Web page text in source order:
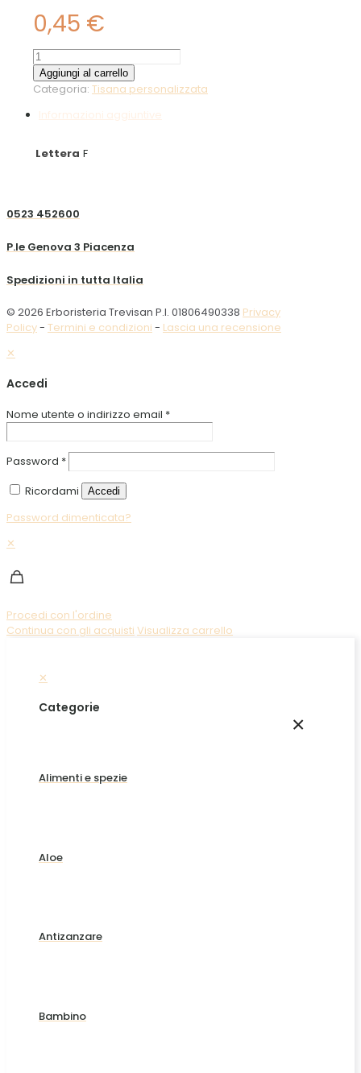
0,45 €
Fruits
caraibico
10g
Aggiungi al carrello
Categoria: Tisana personalizzata
Informazioni aggiuntive
Lettera F
0523 452600
P.le Genova 3 Piacenza
Spedizioni in tutta Italia
© 2026 Erboristeria Trevisan P.I. 01806490338 Privacy
Policy- Termini e condizioni - Lascia una recensione
✕
Accedi
Nome utente o indirizzo email *
Password *
Ricordami
Accedi
Password dimenticata?
✕
Procedi con l'ordine
Continua con gli acquisti Visualizza carrello
✕
×
Categorie
Alimenti e spezie
Aloe
Antizanzare
Bambino